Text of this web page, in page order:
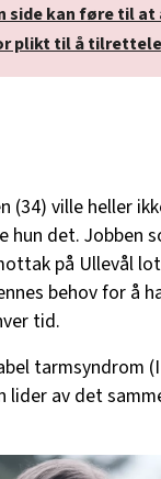
side kan føre til at
plikt til å
(34) ville heller
det. Jobben
på Ullevål
behov for å
tid.
tarmsyndrom
lider av det